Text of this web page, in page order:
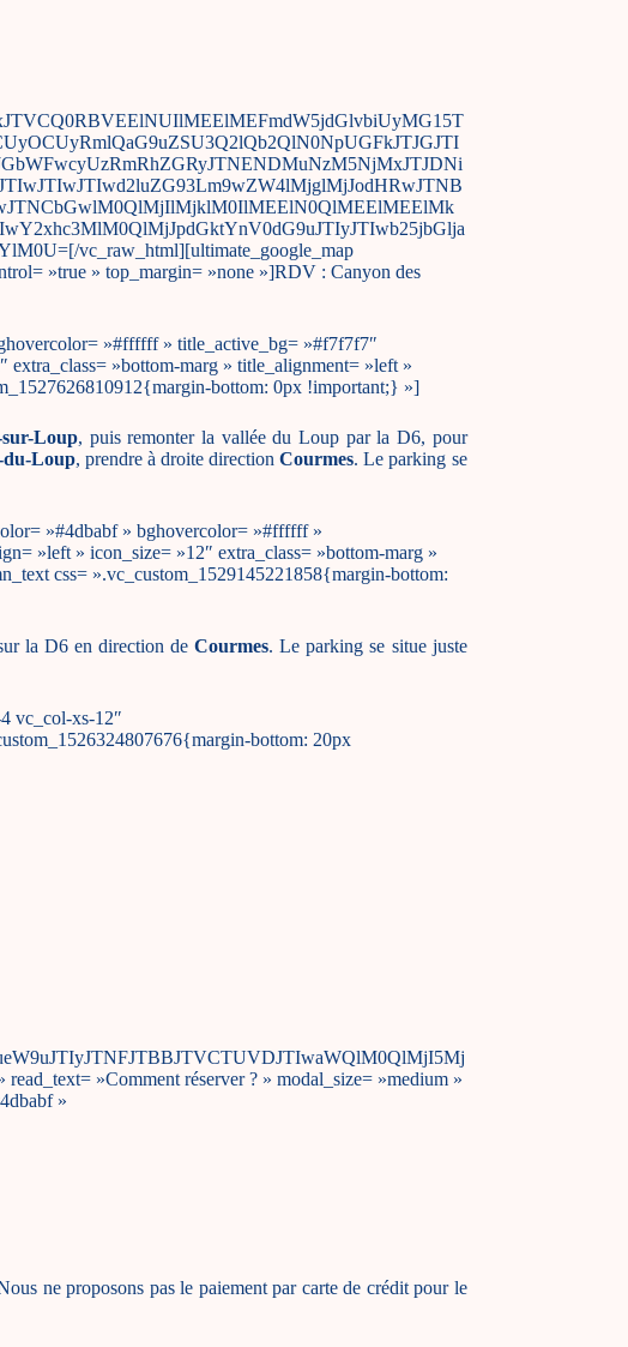
vc_raw_html][ultimate_google_map
»true » top_margin= »none »]RDV : Canyon des
»#ffffff » title_active_bg= »#f7f7f7″
»bottom-marg » title_alignment= »left »
bottom: 0px !important;} »]
Loup, puis remonter la vallée du Loup par la D6, pour
du-Loup, prendre à droite directionCourmes. Le parking se
»#4dbabf » bghovercolor= »#ffffff »
»left » icon_size= »12″ extra_class= »bottom-marg »
css= ».vc_custom_1529145221858{margin-bottom:
la D6 en direction deCourmes. Le parking se situe juste
vc_col-xs-12″
bottom: 20px
»Comment réserver ? » modal_size= »medium »
»
ne proposons pas le paiement par carte de crédit pour le